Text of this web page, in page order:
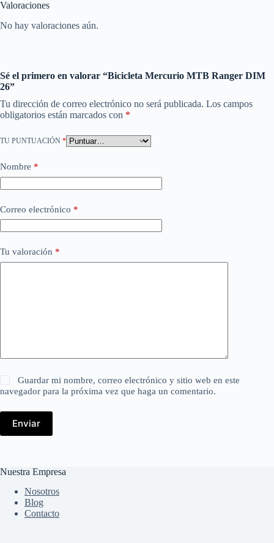
Valoraciones
No hay valoraciones aún.
Sé el primero en valorar “Bicicleta Mercurio MTB Ranger DIM
26”
Tu dirección de correo electrónico no será publicada. Los campos
obligatorios están marcados con *
TU PUNTUACIÓN *
Nombre *
Correo electrónico *
Tu valoración *
Guardar mi nombre, correo electrónico y sitio web en este
navegador para la próxima vez que haga un comentario.
Enviar
Nuestra Empresa
Nosotros
Blog
Contacto